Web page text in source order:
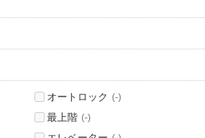
オートロック (-)
最上階 (-)